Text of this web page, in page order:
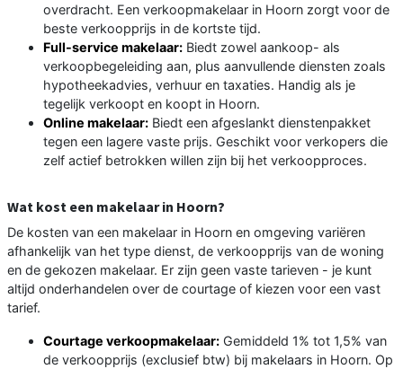
overdracht. Een verkoopmakelaar in Hoorn zorgt voor de
beste verkoopprijs in de kortste tijd.
Full-service makelaar: Biedt zowel aankoop- als
verkoopbegeleiding aan, plus aanvullende diensten zoals
hypotheekadvies, verhuur en taxaties. Handig als je
tegelijk verkoopt en koopt in Hoorn.
Online makelaar: Biedt een afgeslankt dienstenpakket
tegen een lagere vaste prijs. Geschikt voor verkopers die
zelf actief betrokken willen zijn bij het verkoopproces.
Wat kost een makelaar in Hoorn?
De kosten van een makelaar in Hoorn en omgeving variëren
afhankelijk van het type dienst, de verkoopprijs van de woning
en de gekozen makelaar. Er zijn geen vaste tarieven - je kunt
altijd onderhandelen over de courtage of kiezen voor een vast
tarief.
Courtage verkoopmakelaar: Gemiddeld 1% tot 1,5% van
de verkoopprijs (exclusief btw) bij makelaars in Hoorn. Op